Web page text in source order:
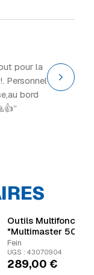
pour la
Personnel
bord
“Grand
Outils
"Multimaster 500"
Pièces
Fein
UGS : 43070904
289,00 €